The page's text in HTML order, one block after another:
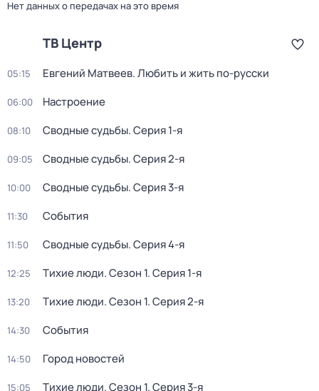
Нет данных о передачах на это время
ТВ Центр
05:15 Евгений Матвеев. Любить и жить по-русски
06:00 Настроение
08:10 Сводные судьбы. Серия 1-я
09:05 Сводные судьбы. Серия 2-я
10:00 Сводные судьбы. Серия 3-я
11:30 События
11:50 Сводные судьбы. Серия 4-я
12:25 Тихие люди. Сезон 1. Серия 1-я
13:20 Тихие люди. Сезон 1. Серия 2-я
14:30 События
14:50 Город новостей
15:05 Тихие люди. Сезон 1. Серия 3-я